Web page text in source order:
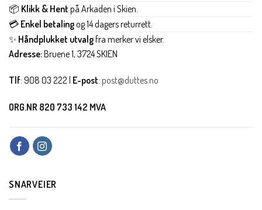
📦 Klikk & Hent på Arkaden i Skien.
💳 Enkel betalingog 14 dagers returrett.
✨ Håndplukket utvalgfra merker vi elsker.
Adresse:Bruene 1, 3724 SKIEN
Tlf: 908 03 222 | E-post: post@duttes.no
ORG.NR 820 733 142 MVA
SNARVEIER